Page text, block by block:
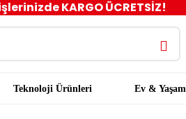
KARGO ÜCRETSİZ!
Teknoloji Ürünleri Ev & Yaşam